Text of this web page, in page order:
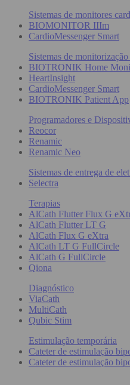
Sistemas de monitores
BIOMONITOR IIIm
CardioMessenger Smart
Sistemas de
BIOTRONIK Home
HeartInsight
CardioMessenger Smart
BIOTRONIK Patient App
Programadores e
Reocor
Renamic
Renamic Neo
Sistemas de entrega de
Selectra
Terapias
AlCath Flutter Flux G
AlCath Flutter LT G
AlCath Flux G eXtra
AlCath LT G FullCircle
AlCath G FullCircle
Qiona
Diagnóstico
ViaCath
MultiCath
Qubic Stim
Estimulação temporária
Cateter de estimulação
Cateter de estimulação